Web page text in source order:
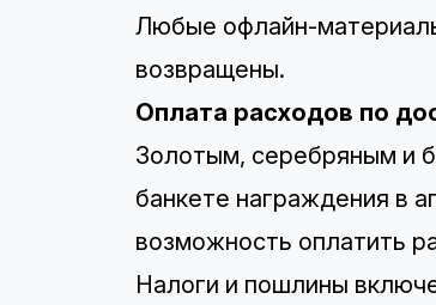
Любые офлайн-
возвращены.
Оплата расходов по
Золотым, серебряным и
банкете награждения в
возможность оплатить
Налоги и пошлины